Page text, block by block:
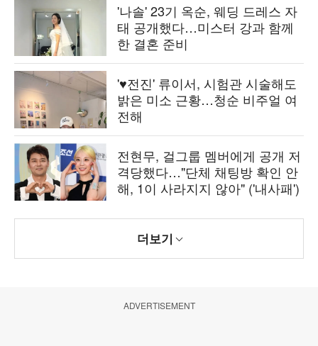
'나솔' 23기 옥순, 웨딩 드레스 자
태 공개했다…미스터 강과 함께
한 결혼 준비
'♥전진' 류이서, 시험관 시술해도
밝은 미소 근황…청순 비주얼 여
전해
전현무, 걸그룹 멤버에게 공개 저
격당했다…"단체 채팅방 확인 안
해, 1이 사라지지 않아" ('내사패')
더보기
ADVERTISEMENT